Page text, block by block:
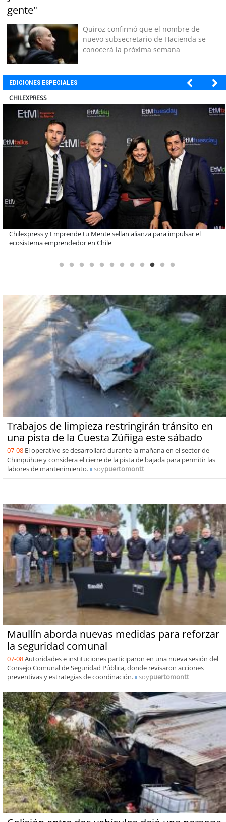
gente"
Quiroz confirmó que el nombre de
nuevo subsecretario de Hacienda se
conocerá la próxima semana
EDICIONES ESPECIALES
CLÍNICA ALEMANA OSORNO
¡Dimos un nuevo paso! Clínica Alemana Osorno inauguró Unidad de
Cuidados Paliativos
Trabajos de limpieza restringirán tránsito en
una pista de la Cuesta Zúñiga este sábado
07-08 El operativo se desarrollará durante la mañana en el sector de
Chinquihue y considera el cierre de la pista de bajada para permitir las
labores de mantenimiento.
soypuertomontt
Maullín aborda nuevas medidas para reforzar
la seguridad comunal
07-08Autoridades e instituciones participaron en una nueva sesión del
Consejo Comunal de Seguridad Pública, donde revisaron acciones
preventivas y estrategias de coordinación.
soypuertomontt